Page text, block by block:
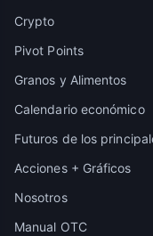
Crypto
Pivot Points
Granos y Alimentos
Calendario económico
Futuros de los
Acciones + Gráficos
Nosotros
Manual OTC